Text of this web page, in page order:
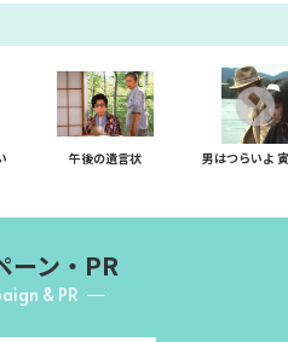
午後の遺言状 男はつらいよ
ーン・PR
& PR